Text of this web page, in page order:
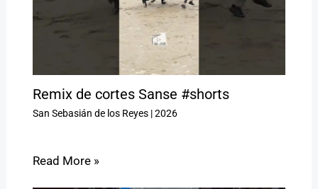
Remix de cortes Sanse #shorts
San Sebasián de los Reyes|2026
Read More »